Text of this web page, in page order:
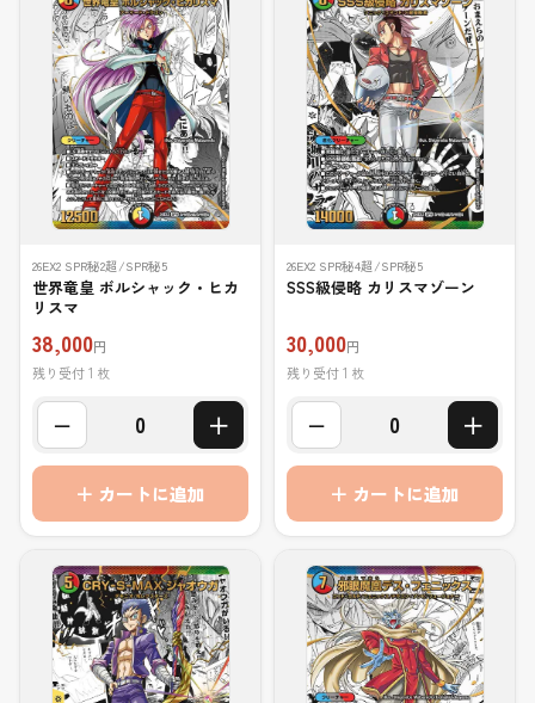
26EX2 SPR秘2超/SPR秘5
世界竜皇 ボルシャック・ヒカ
リスマ
38,000円
残り受付 1 枚
− 0 ＋
＋ カートに追加
26EX2 SPR秘4超/SPR秘5
SSS級侵略 カリスマゾーン
30,000円
残り受付 1 枚
− 0 ＋
＋ カートに追加